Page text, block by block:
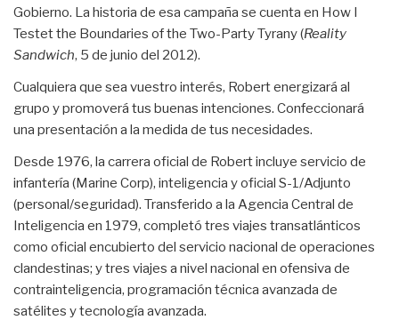
Gobierno. La historia de esa campaña se cuenta en How I
Testet the Boundaries of the Two-Party Tyrany (Reality
Sandwich, 5 de junio del 2012).
Cualquiera que sea vuestro interés, Robert energizará al
grupo y promoverá tus buenas intenciones. Confeccionará
una presentación a la medida de tus necesidades.
Desde 1976, la carrera oficial de Robert incluye servicio de
infantería (Marine Corp), inteligencia y oficial S-1/Adjunto
(personal/seguridad). Transferido a la Agencia Central de
Inteligencia en 1979, completó tres viajes transatlánticos
como oficial encubierto del servicio nacional de operaciones
clandestinas; y tres viajes a nivel nacional en ofensiva de
contrainteligencia, programación técnica avanzada de
satélites y tecnología avanzada.